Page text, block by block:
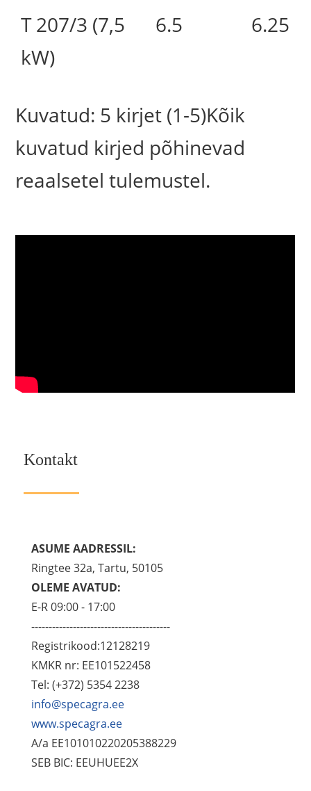
T 207/3 (7,5
kW)
6.5 6.25
Kuvatud: 5 kirjet (1-5)Kõik
kuvatud kirjed põhinevad
reaalsetel tulemustel.
Kontakt
ASUME AADRESSIL:
Ringtee 32a, Tartu, 50105
OLEME AVATUD:
E-R 09:00 - 17:00
----------------------------------------
Registrikood:12128219
KMKR nr: EE101522458
Tel: (+372) 5354 2238
info@specagra.ee
www.specagra.ee
A/a EE101010220205388229
SEB BIC: EEUHUEE2X